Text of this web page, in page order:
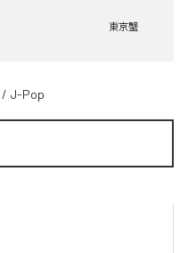
東京蟹
/ J-Pop